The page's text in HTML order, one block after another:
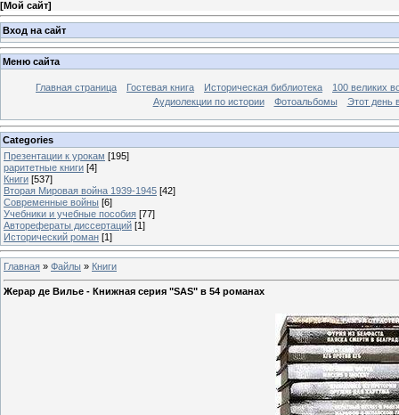
[Мой сайт]
Вход на сайт
Меню сайта
Главная страница Гостевая книга Историческая библиотека
100 великих
Аудиолекции по истории
Фотоальбомы Этот день
Categories
Презентации к урокам [195]
раритетные книги [4]
Книги [537]
Вторая Мировая война 1939-1945 [42]
Современные войны [6]
Учебники и учебные пособия [77]
Авторефераты диссертаций [1]
Исторический роман [1]
Главная » Файлы » Книги
Жерар де Вилье - Книжная серия "SAS" в 54 романах